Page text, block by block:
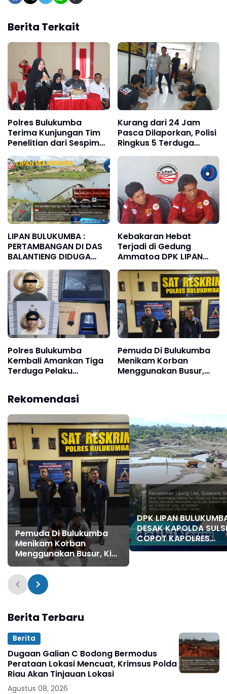
Berita Terkait
Polres Bulukumba
Terima Kunjungan Tim
Penelitian dari Sespim
Lemdiklat Polri
Kurang dari 24 Jam
Pasca Dilaporkan, Polisi
Ringkus 5 Terduga
Pelaku Curnak di
Bulukumba
LIPAN BULUKUMBA :
PERTAMBANGAN DI DAS
BALANTIENG DIDUGA
ADA UPETI, SENTIL
POLRES BULUKUMBA
Kebakaran Hebat
Terjadi di Gedung
Ammatoa DPK LIPAN
Bulukumba Pertanyakan
Standar Keselamatan,
Pengawasan
Konstruksi, Minta
Tanggungjawab Bupati.
Polres Bulukumba
Kembali Amankan Tiga
Terduga Pelaku
Pemuda Di Bulukumba
Menikam Korban
Menggunakan Busur,
Rekomendasi
Pemuda Di Bulukumba
Menikam Korban
Menggunakan Busur, Kini
di Amankan Satreskrim
Polres Bulukumba
DPK LIPAN
DESAK KAPOLDA
COPOT KAPOLRES
BULUKUMBA
Berita Terbaru
Berita
Dugaan Galian C Bodong Bermodus
Perataan Lokasi Mencuat, Krimsus Polda
Riau Akan Tinjauan Lokasi
Agustus 08, 2026